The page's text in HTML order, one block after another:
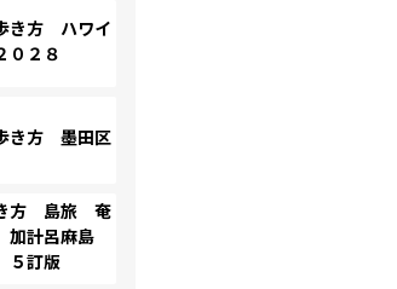
き方 ハワイ
２８
き方 墨田区
方 島旅 奄
計呂麻島
５訂版